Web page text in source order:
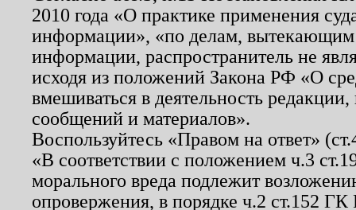
2010 года «О практике применения
информации», «по делам, вытекающим
информации, распространитель не
исходя из положений Закона РФ «О
вмешиваться в деятельность
сообщений и материалов».
Воспользуйтесь «Правом на ответ»
«В соответствии с положением ч.3
морального вреда подлежит
опровержения, в порядке ч.2 ст.152